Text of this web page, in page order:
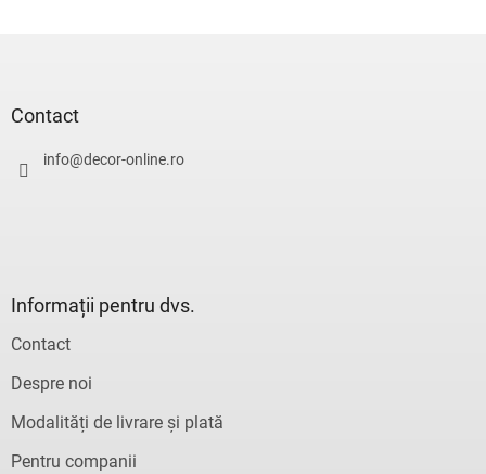
Contact
info@decor-online.ro
Informații pentru dvs.
Contact
Despre noi
Modalități de livrare și plată
Pentru companii